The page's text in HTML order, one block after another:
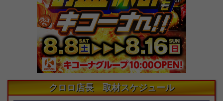
クロロ店長 取材スケジュール